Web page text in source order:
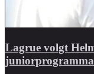
Lagrue volgt
juniorprogramma